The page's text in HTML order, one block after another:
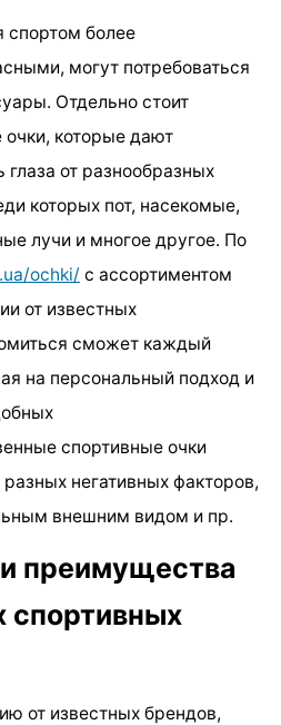
спортом более
могут потребоваться
Отдельно стоит
которые дают
от разнообразных
которых пот, насекомые,
лучи и многое другое. По
ochki/ с ассортиментом
от известных
сможет каждый
на персональный подход и
спортивные очки
негативных факторов,
внешним видом и пр.
преимущества
спортивных
от известных брендов,